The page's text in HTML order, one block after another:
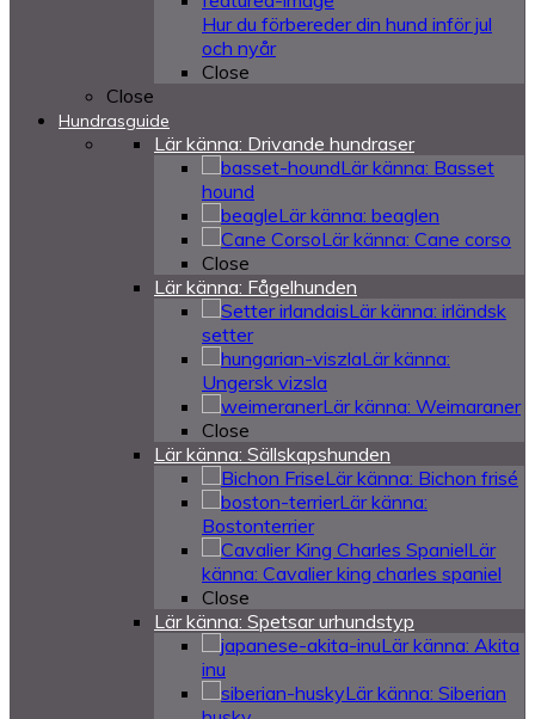
Hur du förbereder din hund inför jul
och nyår
Close
Close
Hundrasguide
Lär känna: Drivande hundraser
Lär känna: Basset
hound
Lär känna: beaglen
Lär känna: Cane corso
Close
Lär känna: Fågelhunden
Lär känna: irländsk
setter
Lär känna:
Ungersk vizsla
Lär känna: Weimaraner
Close
Lär känna: Sällskapshunden
Lär känna: Bichon frisé
Lär känna:
Bostonterrier
Lär
känna: Cavalier king charles spaniel
Close
Lär känna: Spetsar urhundstyp
Lär känna: Akita
inu
Lär känna: Siberian